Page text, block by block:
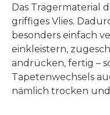
Das Trägermaterial
griffiges Vlies.
besonders einfach
einkleistern,
andrücken, fertig –
Tapetenwechsels
nämlich trocken